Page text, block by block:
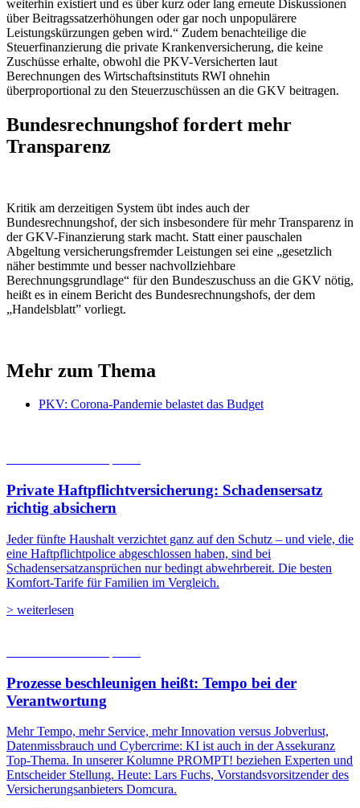
weiterhin existiert und es über kurz oder lang erneute Diskussionen
über Beitragssatzerhöhungen oder gar noch unpopulärere
Leistungskürzungen geben wird.“ Zudem benachteilige die
Steuerfinanzierung die private Krankenversicherung, die keine
Zuschüsse erhalte, obwohl die PKV-Versicherten laut
Berechnungen des Wirtschaftsinstituts RWI ohnehin
überproportional zu den Steuerzuschüssen an die GKV beitragen.
Bundesrechnungshof fordert mehr
Transparenz
Kritik am derzeitigen System übt indes auch der
Bundesrechnungshof, der sich insbesondere für mehr Transparenz in
der GKV-Finanzierung stark macht. Statt einer pauschalen
Abgeltung versicherungsfremder Leistungen sei eine „gesetzlich
näher bestimmte und besser nachvollziehbare
Berechnungsgrundlage“ für den Bundeszuschuss an die GKV nötig,
heißt es in einem Bericht des Bundesrechnungshofs, der dem
„Handelsblatt” vorliegt.
Mehr zum Thema
PKV: Corona-Pandemie belastet das Budget
Private Haftpflichtversicherung: Schadensersatz
richtig absichern
Jeder fünfte Haushalt verzichtet ganz auf den Schutz – und viele, die
eine Haftpflichtpolice abgeschlossen haben, sind bei
Schadensersatzansprüchen nur bedingt abwehrbereit. Die besten
Komfort-Tarife für Familien im Vergleich.
> weiterlesen
Prozesse beschleunigen heißt: Tempo bei der
Verantwortung
Mehr Tempo, mehr Service, mehr Innovation versus Jobverlust,
Datenmissbrauch und Cybercrime: KI ist auch in der Assekuranz
Top-Thema. In unserer Kolumne PROMPT! beziehen Experten und
Entscheider Stellung. Heute: Lars Fuchs, Vorstandsvorsitzender des
Versicherungsanbieters Domcura.